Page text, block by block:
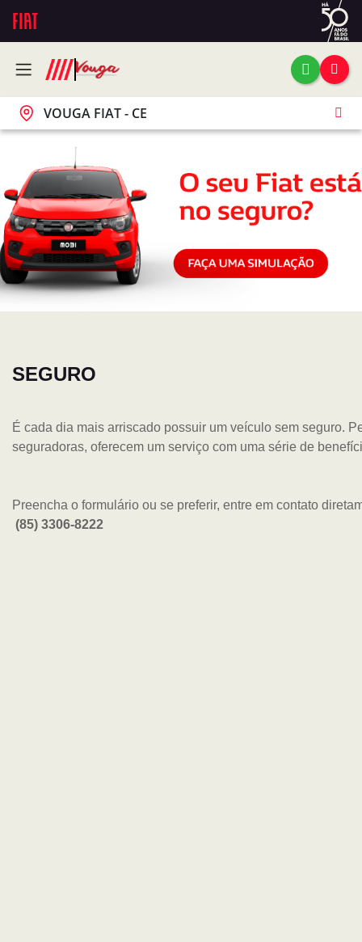
VOUGA FIAT - CE
SEGURO
É cada dia mais arriscado possuir um veículo sem seguro.
seguradoras, oferecem um serviço com uma série de
Preencha o formulário ou se preferir, entre em contato
(85) 3306-8222